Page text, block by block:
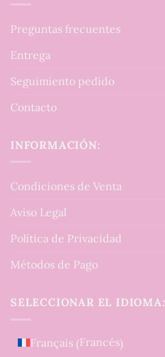
Preguntas frecuentes
Entrega
Seguimiento pedido
Contacto
INFORMACIÓN:
Condiciones de Venta
Aviso Legal
Política de Privacidad
Métodos de Pago
SELECCIONAR EL IDIOMA:
Français (Francés)